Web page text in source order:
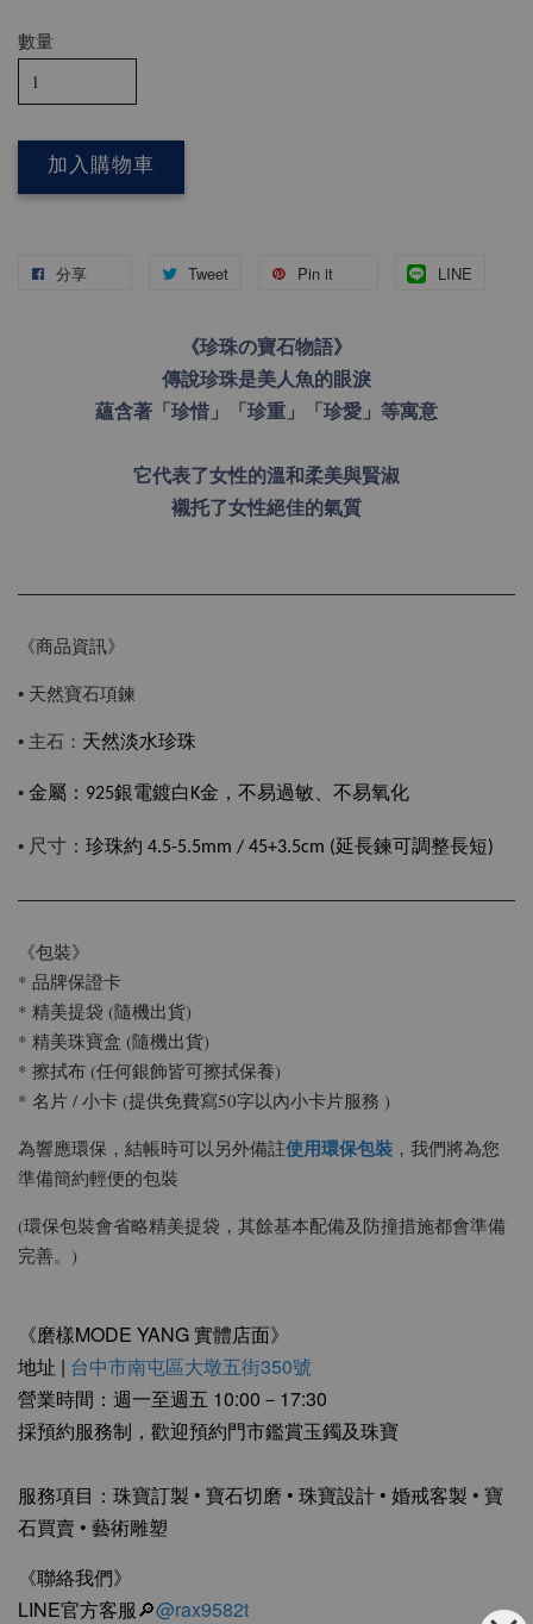
數量
加入購物車
分享 Tweet Pin it LINE
《珍珠の寶石物語》
傳說珍珠是美人魚的眼淚
蘊含著「珍惜」「珍重」「珍愛」等寓意
它代表了女性的溫和柔美與賢淑
襯托了女性絕佳的氣質
《商品資訊》
• 天然寶石項鍊
• 主石： 天然淡水珍珠
• 金屬：925銀電鍍白K金，不易過敏、不易氧化
• 尺寸： 珍珠約 4.5-5.5mm / 45+3.5cm (延長鍊可調整長短)
《包裝》
* 品牌保證卡
* 精美提袋 (隨機出貨)
* 精美珠寶盒 (隨機出貨)
* 擦拭布 (任何銀飾皆可擦拭保養)
* 名片 / 小卡 (提供免費寫50字以內小卡片服務 )
為響應環保，結帳時可以另外備註使用環保包裝 ，我們將為您
準備簡約輕便的包裝
(環保包裝會省略精美提袋，其餘基本配備及防撞措施都會準備
完善。)
《磨樣MODE YANG 實體店面》
地址 | 台中市南屯區大墩五街350號
營業時間：週一至週五 10:00－17:30
採預約服務制，歡迎預約門市鑑賞玉鐲及珠寶
服務項目：珠寶訂製 • 寶石切磨 • 珠寶設計 • 婚戒客製 • 寶
石買賣 • 藝術雕塑
《聯絡我們》
LINE官方客服🔎@rax9582t